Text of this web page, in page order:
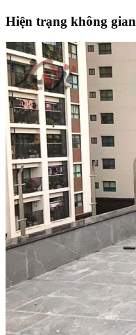
Hiện trạng không gian